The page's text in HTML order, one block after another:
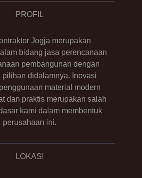
PROFIL
Jogja merupakan
bidang jasa perencanaan
pembangunan dengan
pilihan didalamnya. Inovasi
material modern
dan praktis merupakan salah
kami dalam membentuk
perusahaan ini.
LOKASI